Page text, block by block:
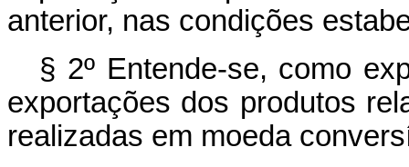
anterior, nas condições
§ 2º Entende-se, como
exportações dos produtos
realizadas em moeda